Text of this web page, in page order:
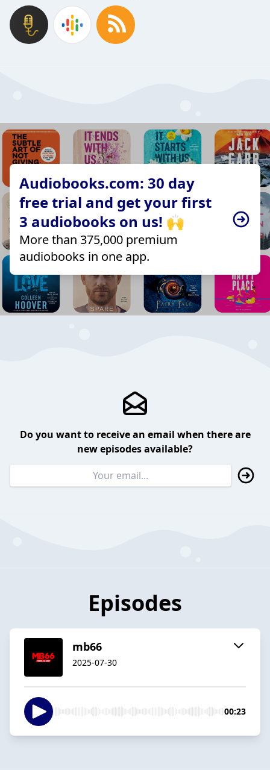
Audiobooks.com: 30 day
free trial and get your first
3 audiobooks on us! 🙌
More than 375,000 premium
audiobooks in one app.
Do you want to receive an email when there are
new episodes available?
Episodes
mb66
2025-07-30
00:23